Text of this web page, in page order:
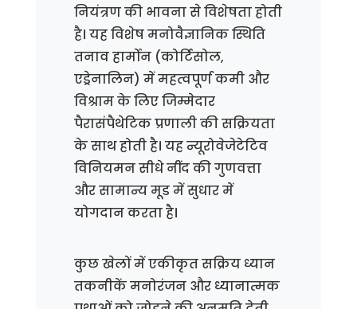
नियंत्रण की भावना से विशेषता होती
है। यह विशेष मनोवैज्ञानिक स्थिति
तनाव हार्मोन (कोर्टिसोल,
एड्रेनालिन) में महत्वपूर्ण कमी और
विश्राम के लिए जिम्मेदार
पैरासंपैथेटिक प्रणाली की सक्रियता
के साथ होती है। यह न्यूरोवेजेटेटिव
विनियमन सीधे नींद की गुणवत्ता
और सामान्य मूड में सुधार में
योगदान करता है।
कुछ खेलों में एकीकृत सक्रिय ध्यान
तकनीकें मनोरंजन और ध्यानात्मक